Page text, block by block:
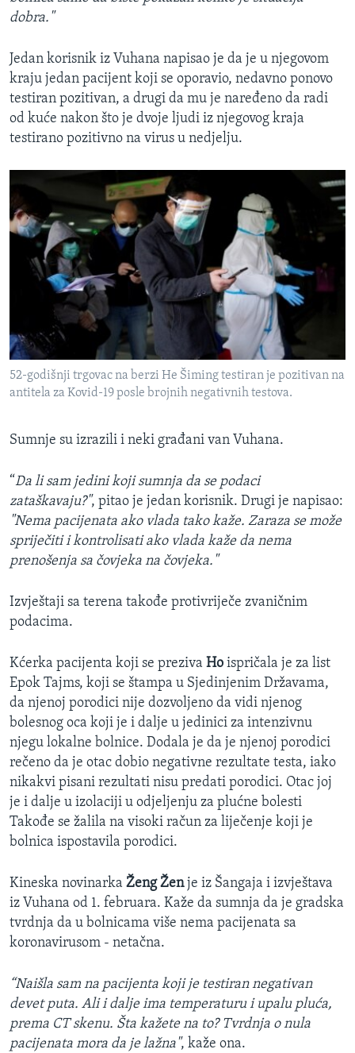
dobra."
Jedan korisnik iz Vuhana napisao je da je u njegovom
kraju jedan pacijent koji se oporavio, nedavno ponovo
testiran pozitivan, a drugi da mu je naređeno da radi
od kuće nakon što je dvoje ljudi iz njegovog kraja
testirano pozitivno na virus u nedjelju.
52-godišnji trgovac na berzi He Šiming testiran je pozitivan na
antitela za Kovid-19 posle brojnih negativnih testova.
Sumnje su izrazili i neki građani van Vuhana.
“Da li sam jedini koji sumnja da se podaci
zataškavaju?", pitao je jedan korisnik. Drugi je napisao:
"Nema pacijenata ako vlada tako kaže. Zaraza se može
spriječiti i kontrolisati ako vlada kaže da nema
prenošenja sa čovjeka na čovjeka."
Izvještaji sa terena takođe protivriječe zvaničnim
podacima.
Kćerka pacijenta koji se preziva Ho ispričala je za list
Epok Tajms, koji se štampa u Sjedinjenim Državama,
da njenoj porodici nije dozvoljeno da vidi njenog
bolesnog oca koji je i dalje u jedinici za intenzivnu
njegu lokalne bolnice. Dodala je da je njenoj porodici
rečeno da je otac dobio negativne rezultate testa, iako
nikakvi pisani rezultati nisu predati porodici. Otac joj
je i dalje u izolaciji u odjeljenju za plućne bolesti
Takođe se žalila na visoki račun za liječenje koji je
bolnica ispostavila porodici.
Kineska novinarka Ženg Ženje iz Šangaja i izvještava
iz Vuhana od 1. februara. Kaže da sumnja da je gradska
tvrdnja da u bolnicama više nema pacijenata sa
koronavirusom - netačna.
“Naišla sam na pacijenta koji je testiran negativan
devet puta. Ali i dalje ima temperaturu i upalu pluća,
prema CT skenu. Šta kažete na to? Tvrdnja o nula
pacijenata mora da je lažna", kaže ona.